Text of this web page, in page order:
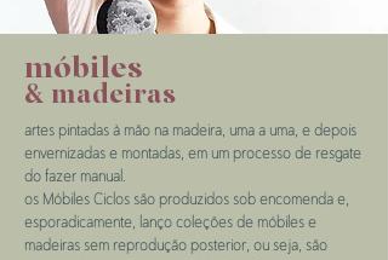
móbiles
& madeiras
artes pintadas à mão na madeira, uma a uma, e depois
envernizadas e montadas, em um processo de resgate
do fazer manual.
os Móbiles Ciclos são produzidos sob encomenda e,
esporadicamente, lanço coleções de móbiles e
madeiras sem reprodução posterior, ou seja, são